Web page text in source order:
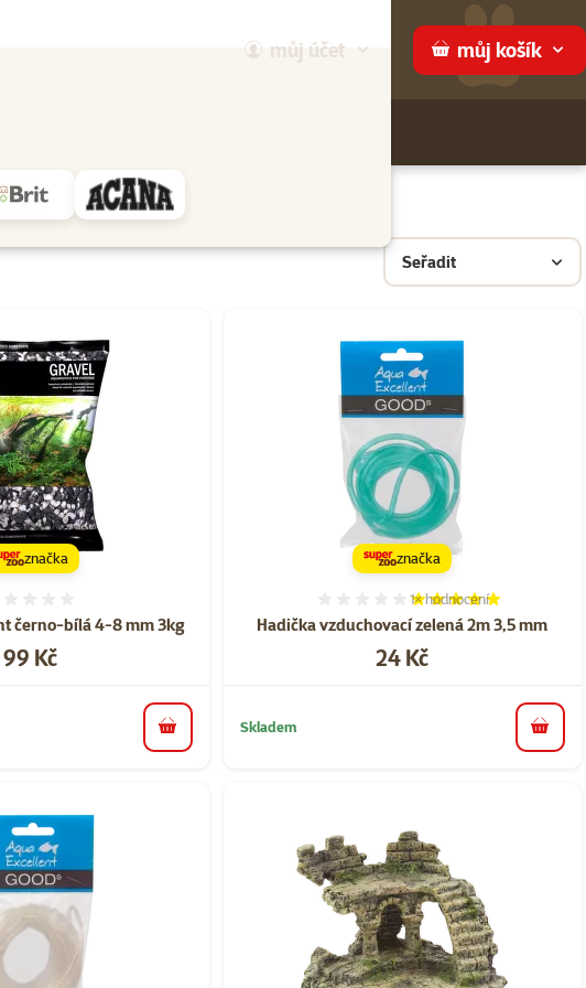
můj účet můj košík
Seřadit
černo-bílá 4-8 mm 3kg
Cena
99 Kč
značka
do košíku
Hadička vzduchovací zelená 2m 3,5 mm
Hodnocení 100%, počet
1×hodnocení
Cena
24 Kč
značka
Skladem do